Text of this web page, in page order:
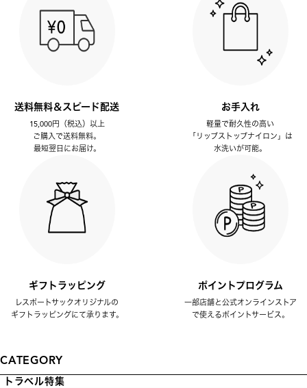
送料無料＆スピード配送
15,000円（税込）以上
ご購入で送料無料。
最短翌日にお届け。
お手入れ
軽量で耐久性の高い
「リップストップナイロン」は
水洗いが可能。
ギフトラッピング
レスポートサックオリジナルの
ギフトラッピングにて承ります。
ポイントプログラム
一部店舗と公式オンラインストア
で使えるポイントサービス。
CATEGORY
トラベル特集